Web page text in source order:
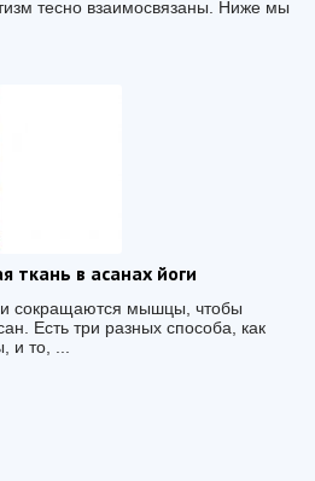
тесно взаимосвязаны. Ниже мы
ткань в асанах йоги
сокращаются мышцы, чтобы
Есть три разных способа, как
и то, ...